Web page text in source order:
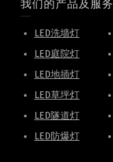
我们的产品及服务
LED洗墙灯
LED庭院灯
LED地插灯
LED草坪灯
LED隧道灯
LED防爆灯